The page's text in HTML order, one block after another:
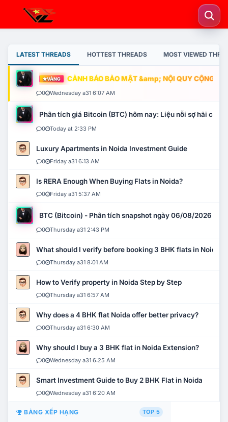
LATEST THREADS HOTTEST THREADS MOST VIEWED
VÀNG CẢNH BÁO BẢO MẬT &amp; NỘI QUY CỘNG
0 Wednesday a31 6:07 AM
Phân tích giá Bitcoin (BTC) hôm nay: Liệu nỗi sợ hãi có
0 Today at 2:33 PM
Luxury Apartments in Noida Investment Guide
0 Friday a31 6:13 AM
Is RERA Enough When Buying Flats in Noida?
0 Friday a31 5:37 AM
BTC (Bitcoin) - Phân tích snapshot ngày 06/08/2026
0 Thursday a31 2:43 PM
What should I verify before booking 3 BHK flats in Noida?
0 Thursday a31 8:01 AM
How to Verify property in Noida Step by Step
0 Thursday a31 6:57 AM
Why does a 4 BHK flat Noida offer better privacy?
0 Thursday a31 6:30 AM
Why should I buy a 3 BHK flat in Noida Extension?
0 Wednesday a31 6:25 AM
Smart Investment Guide to Buy 2 BHK Flat in Noida
0 Wednesday a31 6:20 AM
BẢNG XẾP HẠNG TOP 5